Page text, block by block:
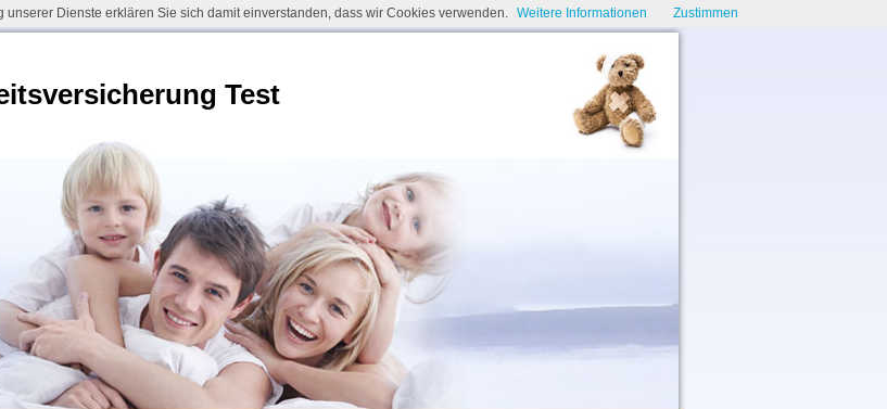
Test
Dienste erklären Sie sich damit einverstanden, dass wir Cookies verwenden. Weitere Informationen Zustimmen